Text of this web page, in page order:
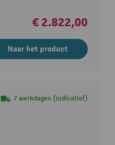
€ 2.822,00
Naar het product
7 werkdagen (indicatief)